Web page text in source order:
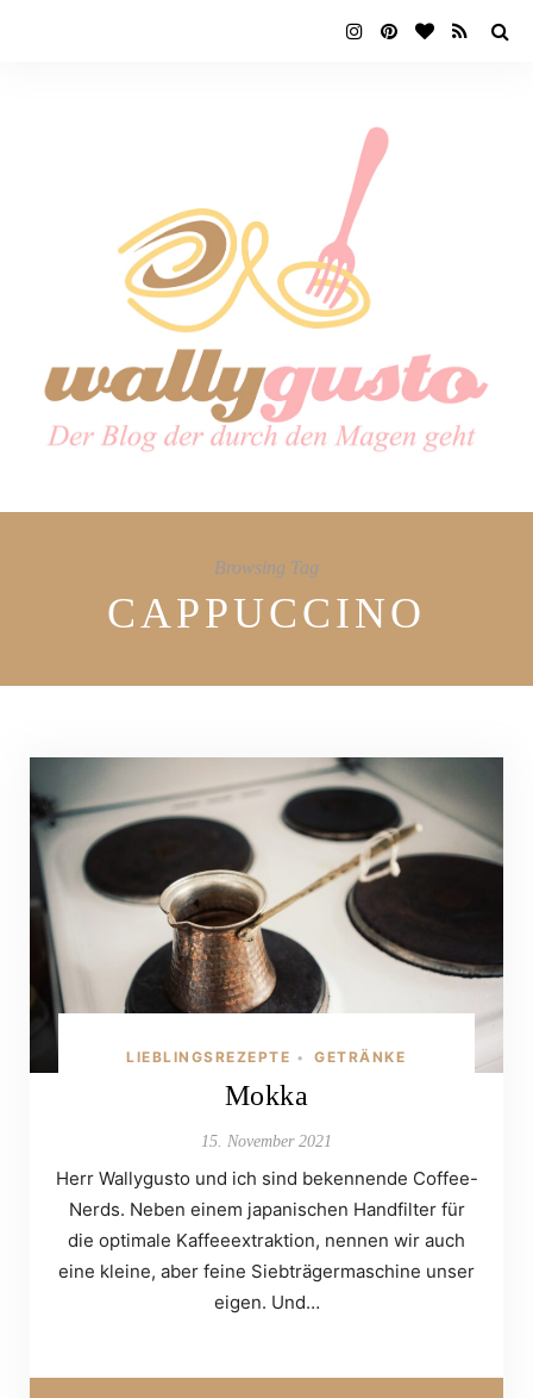
Browsing Tag
CAPPUCCINO
LIEBLINGSREZEPTE • GETRÄNKE
Mokka
15. November 2021
Herr Wallygusto und ich sind bekennende Coffee-
Nerds. Neben einem japanischen Handfilter für
die optimale Kaffeeextraktion, nennen wir auch
eine kleine, aber feine Siebträgermaschine unser
eigen. Und…